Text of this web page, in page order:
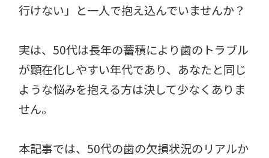
行けない」と一人で抱え込んでいませんか？
実は、50代は長年の蓄積により歯のトラブル
が顕在化しやすい年代であり、あなたと同じ
ような悩みを抱える方は決して少なくありま
せん。
本記事では、50代の歯の欠損状況のリアルか